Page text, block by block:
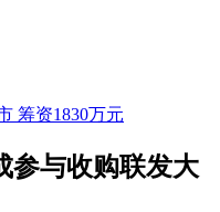
筹资1830万元
参与收购联发大